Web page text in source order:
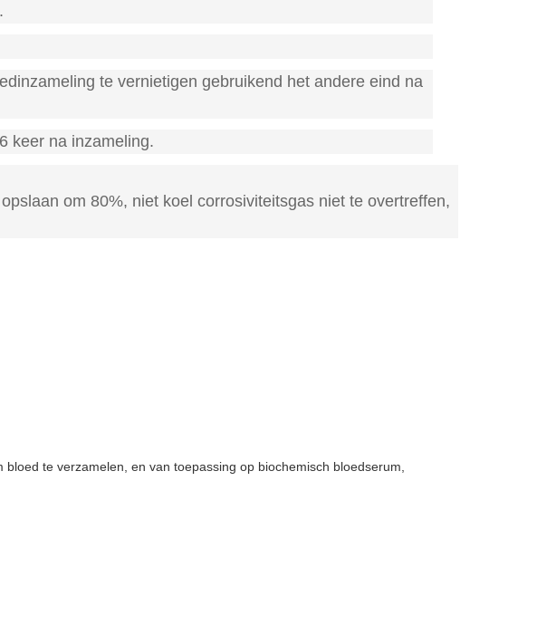
te vernietigen gebruikend het andere eind na
keer na inzameling.
om 80%, niet koel corrosiviteitsgas niet te overtreffen,
te verzamelen, en van toepassing op biochemisch bloedserum,